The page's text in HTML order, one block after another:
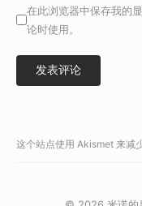
在此浏览器中保存我的
论时使用。
这个站点使用 Akismet 来减